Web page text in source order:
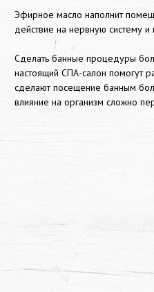
Эфирное масло наполнит
действие на нервную систему
Сделать банные процедуры
настоящий СПА-салон помогут
сделают посещение банным
влияние на организм сложно